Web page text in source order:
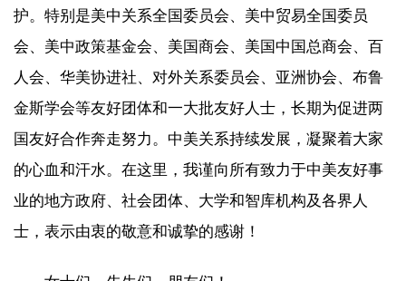
护。特别是美中关系全国委员会、美中贸易全国委员
会、美中政策基金会、美国商会、美国中国总商会、百
人会、华美协进社、对外关系委员会、亚洲协会、布鲁
金斯学会等友好团体和一大批友好人士，长期为促进两
国友好合作奔走努力。中美关系持续发展，凝聚着大家
的心血和汗水。在这里，我谨向所有致力于中美友好事
业的地方政府、社会团体、大学和智库机构及各界人
士，表示由衷的敬意和诚挚的感谢！